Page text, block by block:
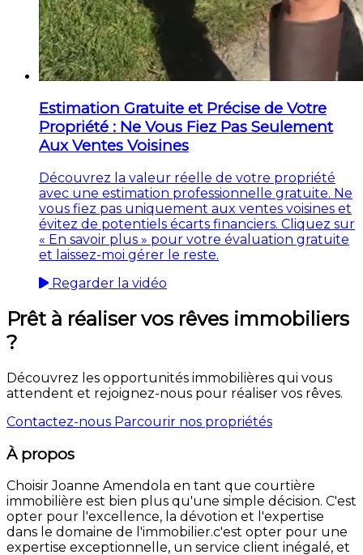
Estimation Gratuite et Précise de Votre
Propriété : Ne Vous Fiez Pas Seulement
Aux Ventes Voisines
Découvrez la valeur réelle de votre propriété
avec une estimation professionnelle gratuite. Ne
vous fiez pas uniquement aux ventes voisines et
évitez de potentiels écarts financiers. Cliquez sur
« En savoir plus » pour votre évaluation gratuite
et laissez-moi gérer le reste.
Regarder la vidéo
Prêt à réaliser vos rêves immobiliers
?
Découvrez les opportunités immobilières qui vous
attendent et rejoignez-nous pour réaliser vos rêves.
Contactez-nous Parcourir nos propriétés
À propos
Choisir Joanne Amendola en tant que courtière
immobilière est bien plus qu'une simple décision. C'est
opter pour l'excellence, la dévotion et l'expertise
dans le domaine de l'immobilier.c'est opter pour une
expertise exceptionnelle, un service client inégalé, et